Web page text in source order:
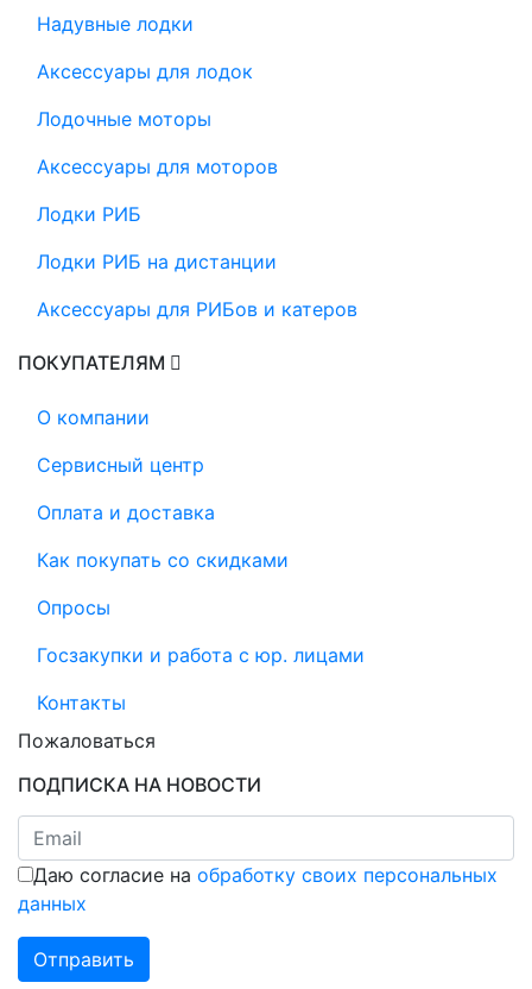
Надувные лодки
Аксессуары для лодок
Лодочные моторы
Аксессуары для моторов
Лодки РИБ
Лодки РИБ на дистанции
Аксессуары для РИБов и катеров
ПОКУПАТЕЛЯМ
О компании
Сервисный центр
Оплата и доставка
Как покупать со скидками
Опросы
Госзакупки и работа с юр. лицами
Контакты
Пожаловаться
ПОДПИСКА НА НОВОСТИ
Даю согласие на обработку своих персональных
данных
Отправить